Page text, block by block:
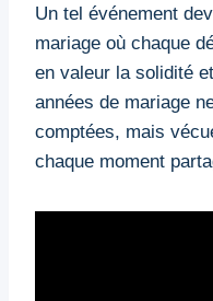
Un tel événement
mariage où chaque
en valeur la solidité
années de mariage
comptées, mais
chaque moment